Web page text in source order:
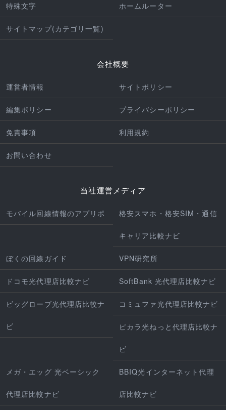
特殊文字 ホームルーター
サイトマップ(カテゴリ一覧)
会社概要
運営者情報 サイトポリシー
編集ポリシー プライバシーポリシー
免責事項 利用規約
お問い合わせ
当社運営メディア
モバイル回線情報のアプリポ 格安スマホ・格安SIM・通信
キャリア比較ナビ
ぼくの回線ガイド VPN研究所
ドコモ光代理店比較ナビ SoftBank 光代理店比較ナビ
ビッグローブ光代理店比較ナ
ビ
コミュファ光代理店比較ナビ
ピカラ光ねっと代理店比較ナ
ビ
メガ・エッグ 光ベーシック
代理店比較ナビ
BBIQ光インターネット代理
店比較ナビ